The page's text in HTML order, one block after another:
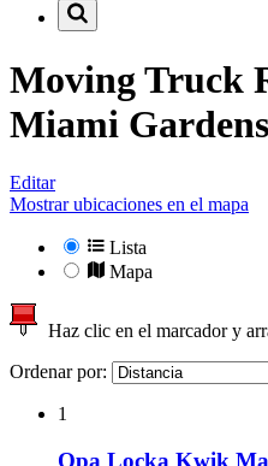
Moving Truck
Miami
Editar
Mostrar ubicaciones en el mapa
Lista
Mapa
Haz clic en el marcador y
Ordenar por:
1
Opa Locka Kwik